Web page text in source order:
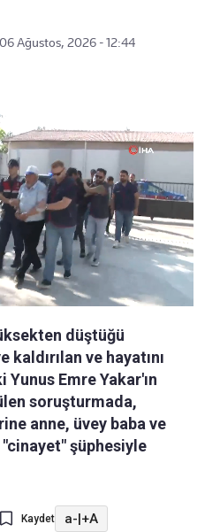
06 Ağustos, 2026 - 12:44
düştüğü
ve hayatını
Yunus Emre Yakar'ın
soruşturmada,
anne, üvey baba ve
şüphesiyle
Kaydet a-|+A